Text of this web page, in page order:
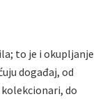
to je i okupljanje
događaj, od
do